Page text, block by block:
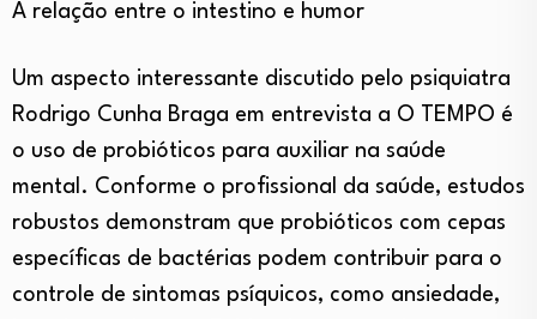
A relação entre o intestino e humor
Um aspecto interessante discutido pelo psiquiatra
Rodrigo Cunha Braga em entrevista a O TEMPO é
o uso de probióticos para auxiliar na saúde
mental. Conforme o profissional da saúde, estudos
robustos demonstram que probióticos com cepas
específicas de bactérias podem contribuir para o
controle de sintomas psíquicos, como ansiedade,